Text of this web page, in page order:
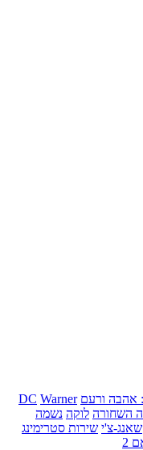
אהבה ורעם DC Warner
השחורה לוקה נשמה
שאנג-צ'י שירות סטרימינג
2